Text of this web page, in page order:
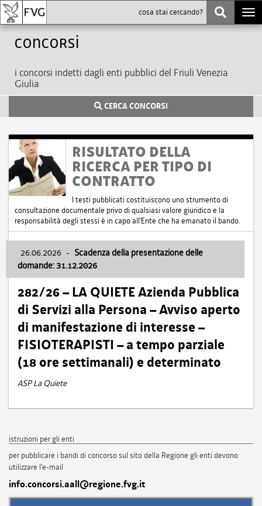
Concorsi
i concorsi indetti dagli enti pubblici del Friuli Venezia
Giulia
CERCA CONCORSI
RISULTATO DELLA
RICERCA PER TIPO DI
CONTRATTO
I testi pubblicati costituiscono uno strumento di
consultazione documentale privo di qualsiasi valore giuridico e la
responsabilità degli stessi è in capo all'Ente che ha emanato il bando.
26.06.2026 - Scadenza della presentazione delle
domande: 31.12.2026
282/26 – LA QUIETE Azienda Pubblica
di Servizi alla Persona – Avviso aperto
di manifestazione di interesse –
FISIOTERAPISTI – a tempo parziale
(18 ore settimanali) e determinato
ASP La Quiete
istruzioni per gli enti
per pubblicare i bandi di concorso sul sito della Regione gli enti devono
utilizzare l'e-mail
info.concorsi.aall@regione.fvg.it